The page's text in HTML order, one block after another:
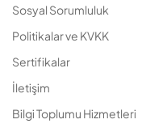
Sosyal Sorumluluk
Politikalar ve KVKK
Sertifikalar
İletişim
Bilgi Toplumu Hizmetleri